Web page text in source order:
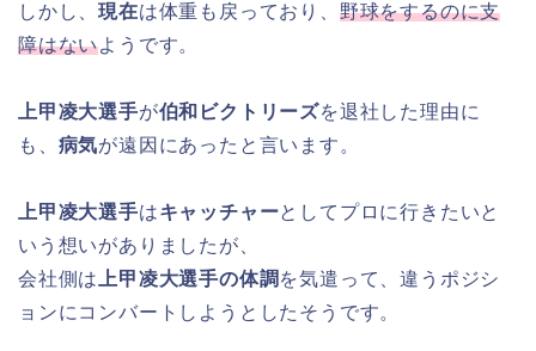
しかし、現在は体重も戻っており、 野球をするのに支
障はないようです。
上甲凌大選手が伯和ビクトリーズを退社した理由に
も、 病気が遠因にあったと言います。
上甲凌大選手はキャッチャーとしてプロに行きたいと
いう想いがありましたが、
会社側は
上甲凌大選手の体調 を気遣って、違うポジシ
ョンにコンバートしようとしたそうです。